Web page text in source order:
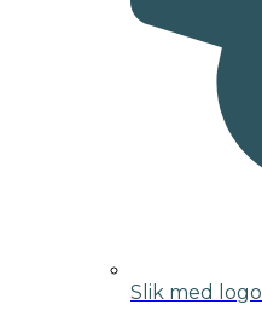
Slik med logo